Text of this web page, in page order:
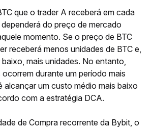
que o trader A receberá em cada
do preço de mercado
momento. Se o preço de BTC
receberá menos unidades de BTC e,
mais unidades. No entanto,
durante um período mais
alcançar um custo médio mais baixo
com a estratégia DCA.
de Compra recorrente da Bybit, o